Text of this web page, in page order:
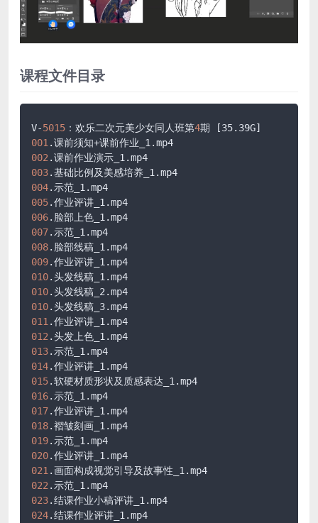
课程文件目录
V-5015 ：欢乐二次元美少女同人班第4期
[35.39G]
001 .课前须知+课前作业_1 .mp4
002 .课前作业演示_1 .mp4
003.基础比例及美感培养_1 .mp4
004.示范_1 .mp4
005.作业评讲_1 .mp4
006.脸部上色_1 .mp4
007.示范_1 .mp4
008.脸部线稿_1 .mp4
009.作业评讲_1 .mp4
010.头发线稿_1 .mp4
010.头发线稿_2 .mp4
010.头发线稿_3.mp4
011 .作业评讲_1 .mp4
012 .头发上色_1 .mp4
013.示范_1 .mp4
014.作业评讲_1 .mp4
015.软硬材质形状及质感表达_1 .mp4
016.示范_1 .mp4
017.作业评讲_1 .mp4
018.褶皱刻画_1 .mp4
019.示范_1 .mp4
020.作业评讲_1 .mp4
021 .画面构成视觉引导及故事性_1 .mp4
022 .示范_1 .mp4
023.结课作业小稿评讲_1 .mp4
024.结课作业评讲_1 .mp4